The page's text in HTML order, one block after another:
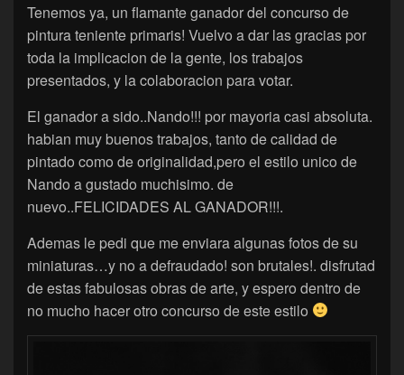
Tenemos ya, un flamante ganador del concurso de
pintura teniente primaris! Vuelvo a dar las gracias por
toda la implicacion de la gente, los trabajos
presentados, y la colaboracion para votar.
El ganador a sido..Nando!!! por mayoria casi absoluta.
habian muy buenos trabajos, tanto de calidad de
pintado como de originalidad,pero el estilo unico de
Nando a gustado muchisimo. de
nuevo..FELICIDADES AL GANADOR!!!.
Ademas le pedi que me enviara algunas fotos de su
miniaturas…y no a defraudado! son brutales!. disfrutad
de estas fabulosas obras de arte, y espero dentro de
no mucho hacer otro concurso de este estilo